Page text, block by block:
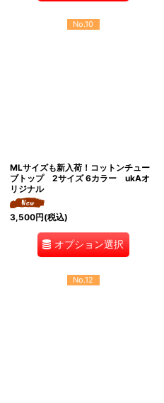
No.10
MLサイズも新入荷！コットンチュー
ブトップ 2サイズ 6カラー ukAオ
リジナル
3,500円(税込)
オプション選択
No.12